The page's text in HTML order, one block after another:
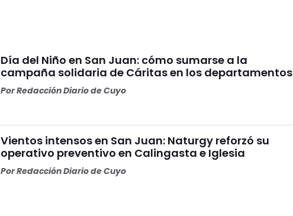
Día del Niño en San Juan: cómo sumarse a la
campaña solidaria de Cáritas en los departamentos
PorRedacción Diario de Cuyo
Vientos intensos en San Juan: Naturgy reforzó su
operativo preventivo en Calingasta e Iglesia
PorRedacción Diario de Cuyo